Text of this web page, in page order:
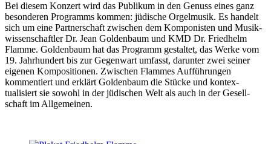
Bei diesem Konzert wird das Publikum in den Genuss eines ganz
besonderen Programms kommen: jüdische Orgel­musik. Es handelt
sich um eine Partner­schaft zwischen dem Komponisten und Musik­
wissenschaftler Dr. Jean Golden­baum und KMD Dr. Friedhelm
Flamme. Golden­baum hat das Programm gestaltet, das Werke vom
19. Jahr­hundert bis zur Gegen­wart umfasst, darunter zwei seiner
eigenen Kompositionen. Zwischen Flammes Auf­führungen
kommentiert und erklärt Golden­baum die Stücke und kontex­
tualisiert sie sowohl in der jüdischen Welt als auch in der Gesell­
schaft im All­gemeinen.